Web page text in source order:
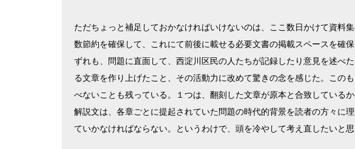
ただちょっと補足しておかなければいけないのは、ここ数日かけて資料
数節約を確保して、これにて前後に載せる必要文書の掲載スペースを確
ずれも、問題に直面して、西淀川区民の人たちが記録したり意見を述べ
る文章を作り上げたこと、その活動力に改めて驚きの念を感じた。この
べないことも残っている。１つは、翻刻した文章が原本と合致している
解説文は、各章ごとに提起されていた問題の時代的背景を読者の方々に
ていかなければならない。というわけで、頭を冷やして考え直したいと思